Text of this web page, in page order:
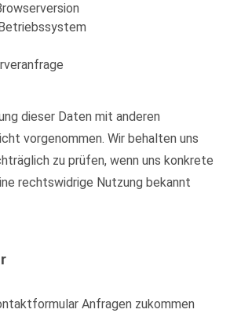
dieser Daten mit anderen
vorgenommen. Wir behalten uns
zu prüfen, wenn uns konkrete
rechtswidrige Nutzung bekannt
Anfragen zukommen